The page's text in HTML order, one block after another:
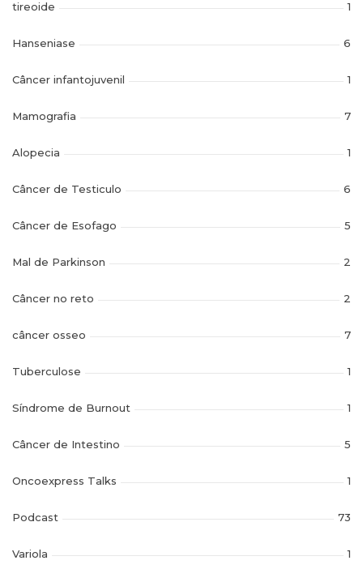
tireoide 1
Hanseniase 6
Câncer infantojuvenil 1
Mamografia 7
Alopecia 1
Câncer de Testiculo 6
Câncer de Esofago 5
Mal de Parkinson 2
Câncer no reto 2
câncer osseo 7
Tuberculose 1
Síndrome de Burnout 1
Câncer de Intestino 5
Oncoexpress Talks 1
Podcast 73
Variola 1